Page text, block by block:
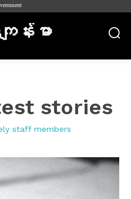
န်းမာ
stories
staff members